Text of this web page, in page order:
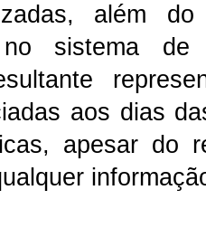
além
no sistema
aos dias
apesar do